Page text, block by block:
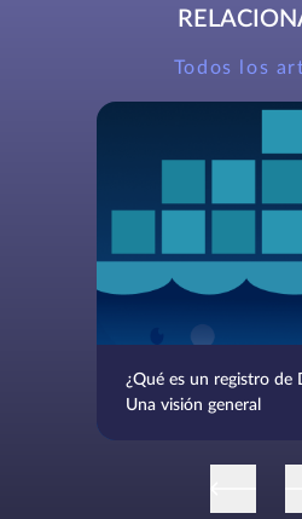
Todos los
¿Qué es un registro de
Una visión general